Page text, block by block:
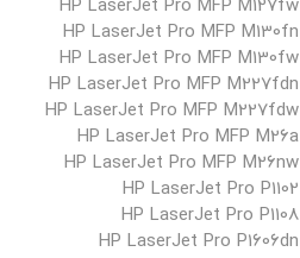
HP LaserJet Pro MFP M130fn
HP LaserJet Pro MFP M130fw
HP LaserJet Pro MFP M227fdn
HP LaserJet Pro MFP M227fdw
HP LaserJet Pro MFP M26a
HP LaserJet Pro MFP M26nw
HP LaserJet Pro P1102
HP LaserJet Pro P1108
HP LaserJet Pro P1606dn